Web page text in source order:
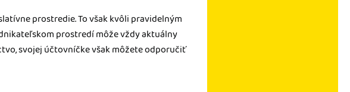
prostredie. To však kvôli pravidelným
prostredí môže vždy aktuálny
svojej účtovníčke však môžete odporučiť